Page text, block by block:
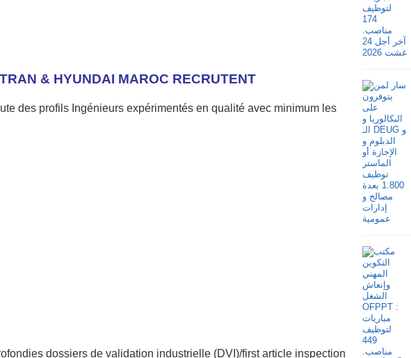
& HYUNDAI MAROC RECRUTENT
des profils Ingénieurs expérimentés en qualité avec minimum les
dossiers de validation industrielle (DVI)/first article inspection